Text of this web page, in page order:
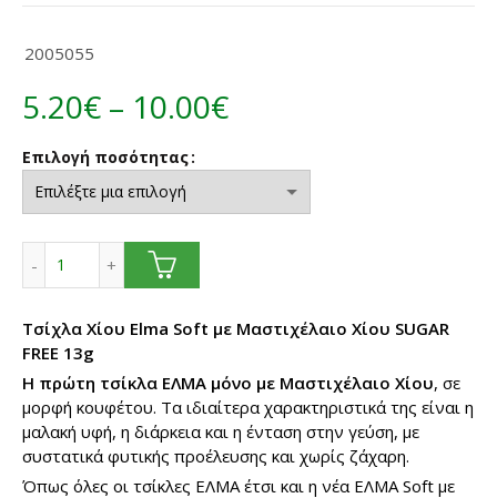
2005055
5.20€ – 10.00€Price
5.20€
Επιλογή ποσότητας
Τσίκλα με Μαστιχέλαιο Χίου , χωρίς ζάχαρη 13g ΕΛΜΑ
Τσίχλα Χίου Elma Soft με Μαστιχέλαιο Χίου SUGAR
FREE 13g
H πρώτη τσίκλα ΕΛΜΑ μόνο με Μαστιχέλαιο Χίου, σε
μορφή κουφέτου. Τα ιδιαίτερα χαρακτηριστικά της είναι η
μαλακή υφή, η διάρκεια και η ένταση στην γεύση, με
συστατικά φυτικής προέλευσης και χωρίς ζάχαρη.
Όπως όλες οι τσίκλες ΕΛΜΑ έτσι και η νέα ΕΛΜΑSoft με